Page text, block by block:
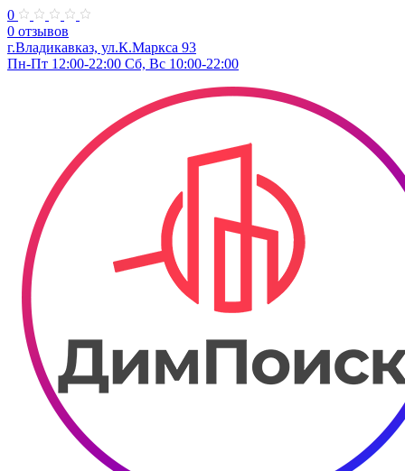
0
0 отзывов
г.Владикавказ, ул.К.Маркса 93
Пн-Пт 12:00-22:00 Сб, Вс 10:00-22:00